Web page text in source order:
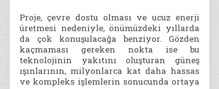
Proje, çevre dostu olması ve ucuz enerji
üretmesi nedeniyle, önümüzdeki yıllarda
da çok konuşulacağa benziyor. Gözden
kaçmaması gereken nokta ise bu
teknolojinin yakıtını oluşturan güneş
ışınlarının, milyonlarca kat daha hassas
ve kompleks işlemlerin sonucunda ortaya